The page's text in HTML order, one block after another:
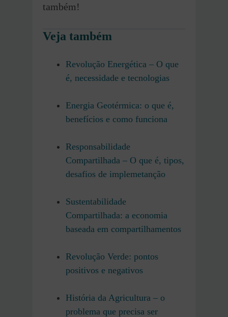
também!
Veja também
Revolução Energética – O que
é, necessidade e tecnologias
Energia Geotérmica: o que é,
benefícios e como funciona
Responsabilidade
Compartilhada – O que é, tipos,
desafios de implemetanção
Sustentabilidade
Compartilhada: a economia
baseada em compartilhamentos
Revolução Verde: pontos
positivos e negativos
História da Agricultura – o
problema que precisa ser